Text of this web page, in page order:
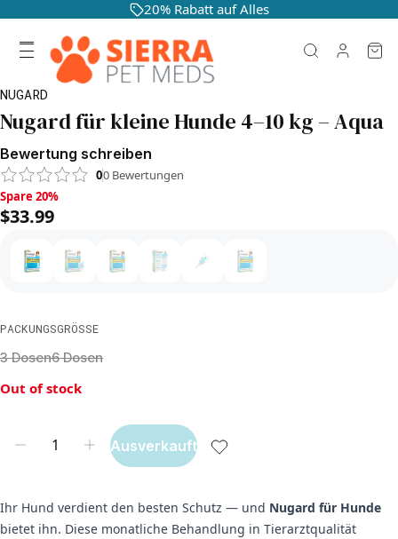
20% Rabatt auf Alles
NUGARD
Nugard für kleine Hunde 4–10 kg – Aqua
Bewertung schreiben
00 Bewertungen
Spare 20%, $33.99
Spare 20%
$33.99
PACKUNGSGRÖSSE
3 Dosen6 Dosen
Out of stock
Ausverkauft
Ihr Hund verdient den besten Schutz — und Nugard für Hunde
bietet ihn. Diese monatliche Behandlung in Tierarztqualität